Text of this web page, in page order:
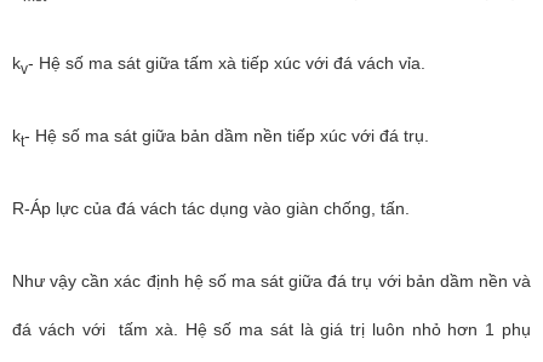
kv- Hệ số ma sát giữa tấm xà tiếp xúc với đá vách vỉa.
kt- Hệ số ma sát giữa bản dầm nền tiếp xúc với đá trụ.
R-Áp lực của đá vách tác dụng vào giàn chống, tấn.
Như vậy cần xác định hệ số ma sát giữa đá trụ với bản dầm nền và
đá vách với tấm xà. Hệ số ma sát là giá trị luôn nhỏ hơn 1 phụ